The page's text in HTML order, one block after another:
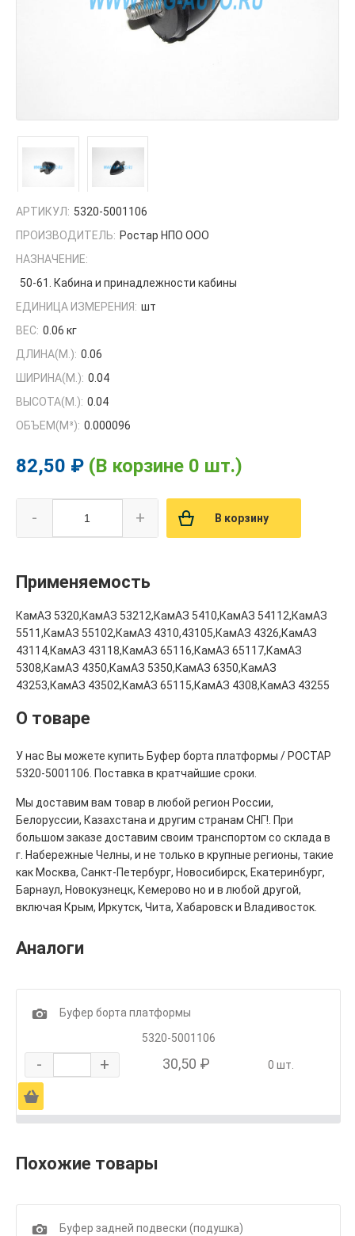
АРТИКУЛ: 5320-5001106
ПРОИЗВОДИТЕЛЬ: Ростар НПО ООО
НАЗНАЧЕНИЕ:
50-61. Кабина и принадлежности кабины
ЕДИНИЦА ИЗМЕРЕНИЯ: шт
ВЕС: 0.06 кг
ДЛИНА(М.): 0.06
ШИРИНА(М.): 0.04
ВЫСОТА(М.): 0.04
ОБЪЕМ(M³): 0.000096
82,50 ₽ (В корзине 0 шт.)
- + В корзину
Применяемость
КамАЗ 5320,КамАЗ 53212,КамАЗ 5410,КамАЗ 54112,КамАЗ
5511,КамАЗ 55102,КамАЗ 4310,43105,КамАЗ 4326,КамАЗ
43114,КамАЗ 43118,КамАЗ 65116,КамАЗ 65117,КамАЗ
5308,КамАЗ 4350,КамАЗ 5350,КамАЗ 6350,КамАЗ
43253,КамАЗ 43502,КамАЗ 65115,КамАЗ 4308,КамАЗ 43255
О товаре
У нас Вы можете купить Буфер борта платформы / РОСТАР
5320-5001106. Поставка в кратчайшие сроки.
Мы доставим вам товар в любой регион России,
Белоруссии, Казахстана и другим странам СНГ!. При
большом заказе доставим своим транспортом со склада в
г. Набережные Челны, и не только в крупные регионы, такие
как Москва, Санкт-Петербург, Новосибирск, Екатеринбург,
Барнаул, Новокузнецк, Кемерово но и в любой другой,
включая Крым, Иркутск, Чита, Хабаровск и Владивосток.
Аналоги
1
Буфер борта платформы
5320-5001106
- + 30,50 ₽ 0 шт.
Ä
Похожие товары
1 Буфер задней подвески (подушка)